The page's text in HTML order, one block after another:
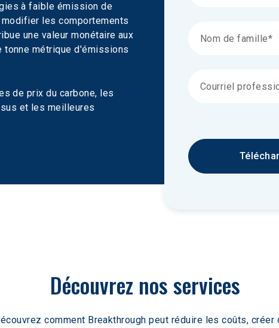
à faible émission de
les comportements
une valeur monétaire aux
tonne métrique d'émissions
de prix du carbone, les
et les meilleures
Découvrez nos services
comment Breakthrough peut réduire les coûts,